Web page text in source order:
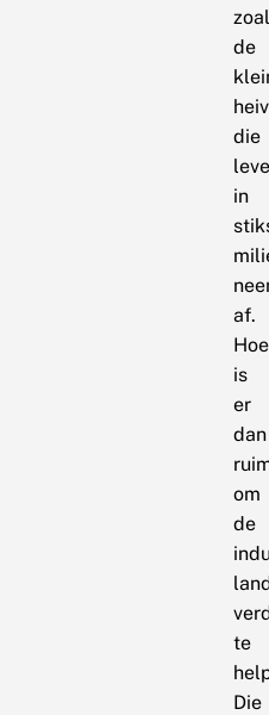
de
die
in
af.
is
er
dan
om
de
te
Die